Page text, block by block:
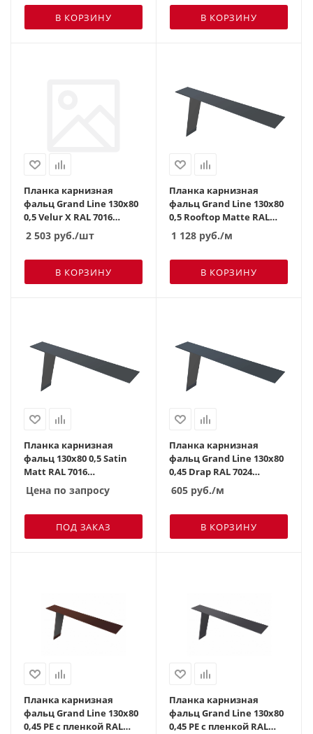
В КОРЗИНУ В КОРЗИНУ
Планка карнизная
фальц Grand Line 130х80
0,5 Velur X RAL 7016
антрацитово-серый (2м)
2 503 руб./шт
В КОРЗИНУ
Планка карнизная
фальц Grand Line 130х80
0,5 Rooftop Matte RAL
7016 антрацитово-серый
1 128 руб./м
В КОРЗИНУ
Планка карнизная
фальц 130х80 0,5 Satin
Мatt RAL 7016
антрацитово-серый
Цена по запросу
ПОД ЗАКАЗ
Планка карнизная
фальц Grand Line 130х80
0,45 Drap RAL 7024
мокрый асфальт
605 руб./м
В КОРЗИНУ
Планка карнизная
фальц Grand Line 130х80
0,45 PE с пленкой RAL
Планка карнизная
фальц Grand Line 130х80
0,45 PE с пленкой RAL